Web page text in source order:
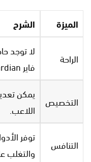
الميزة الشرح
الراحة
لا توجد
فاير Game Guardian.
التخصيص
يمكن
اللاعب.
التنافس
توفر
والتغلب